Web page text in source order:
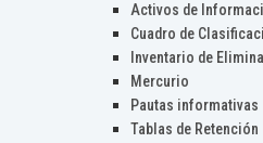
Activos de
Cuadro de
Inventario de
Mercurio
Pautas informativas
Tablas de Retención